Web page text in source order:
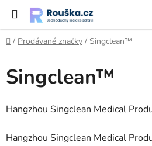
Přejít na obsah
Domů
/ Prodávané značky / Singclean™
Singclean™
Hangzhou Singclean Medical
Hangzhou Singclean Medical